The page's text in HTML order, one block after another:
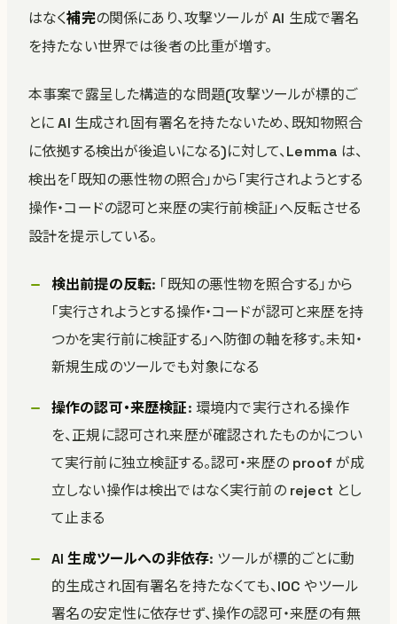
はなく補完の関係にあり、攻撃ツールが AI 生成で署名
を持たない世界では後者の比重が増す。
本事案で露呈した構造的な問題(攻撃ツールが標的ご
とに AI 生成され固有署名を持たないため、既知物照合
に依拠する検出が後追いになる)に対して、Lemma は、
検出を「既知の悪性物の照合」から「実行されようとする
操作・コードの認可と来歴の実行前検証」へ反転させる
設計を提示している。
検出前提の反転: 「既知の悪性物を照合する」から
「実行されようとする操作・コードが認可と来歴を持
つかを実行前に検証する」へ防御の軸を移す。未知・
新規生成のツールでも対象になる
操作の認可・来歴検証: 環境内で実行される操作
を、正規に認可され来歴が確認されたものかについ
て実行前に独立検証する。認可・来歴の proof が成
立しない操作は検出ではなく実行前の reject とし
て止まる
AI 生成ツールへの非依存: ツールが標的ごとに動
的生成され固有署名を持たなくても、IOC やツール
署名の安定性に依存せず、操作の認可・来歴の有無